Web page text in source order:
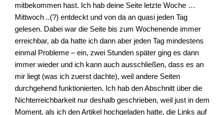
mitbekommen hast. Ich hab deine Seite letzte Woche …
Mittwoch ..(?) entdeckt und von da an quasi jeden Tag
gelesen. Dabei war die Seite bis zum Wochenende immer
erreichbar, ab da hatte ich dann aber jeden Tag mindestens
einmal Probleme – ein, zwei Stunden später ging es dann
immer wieder und ich kann auch ausschließen, dass es an
mir liegt (was ich zuerst dachte), weil andere Seiten
durchgehend funktionierten. Ich hab den Abschnitt über die
Nichterreichbarkeit nur deshalb geschrieben, weil just in dem
Moment, als ich den Artikel hochgeladen hatte, die Links auf